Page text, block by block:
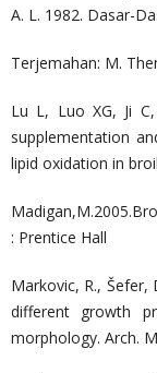
A. L. 1982. Dasar-
Terjemahan: M.
Lu L, Luo XG, Ji
supplementation
lipid oxidation in
: Prentice Hall
Markovic, R.,
different growth
morphology. Arch.